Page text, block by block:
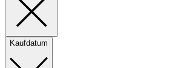
Kaufdatum